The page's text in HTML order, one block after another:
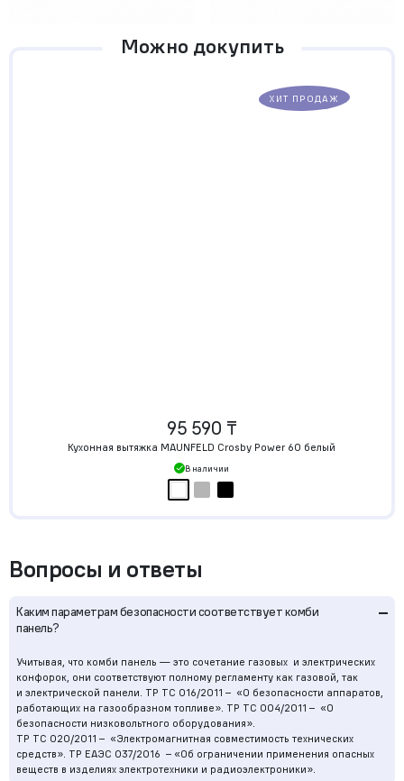
Вопросы и ответы
Каким параметрам безопасности соответствует комби
панель?
–
Учитывая, что комби панель — это сочетание газовых и электрических
конфорок, они соответствуют полному регламенту как газовой, так
и электрической панели. ТР ТС 016/2011 – «О безопасности аппаратов,
работающих на газообразном топливе». ТР ТС 004/2011 – «О
безопасности низковольтного оборудования».
ТР ТС 020/2011 – «Электромагнитная совместимость технических
средств». TР ЕАЭС 037/2016 – «Об ограничении применения опасных
веществ в изделиях электротехники и радиоэлектроники».
Можно докупить
ХИТ ПРОДАЖ
95 590 ₸
Кухонная вытяжка MAUNFELD Crosby Power 60 белый
В наличии